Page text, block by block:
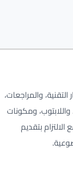
والمراجعات،
واللابتوب، ومكونات
الالتزام بتقديم